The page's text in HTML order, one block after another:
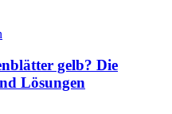
gelb? Die
Lösungen